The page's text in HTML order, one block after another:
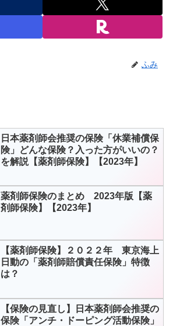
ふみ
日本薬剤師会推奨の保険「休業補償保
険」どんな保険？入った方がいいの？
を解説【薬剤師保険】【2023年】
薬剤師保険のまとめ 2023年版【薬
剤師保険】【2023年】
【薬剤師保険】２０２２年 東京海上
日動の「薬剤師賠償責任保険」特徴
は？
【保険の見直し】日本薬剤師会推奨の
保険「アンチ・ドーピング活動保険」